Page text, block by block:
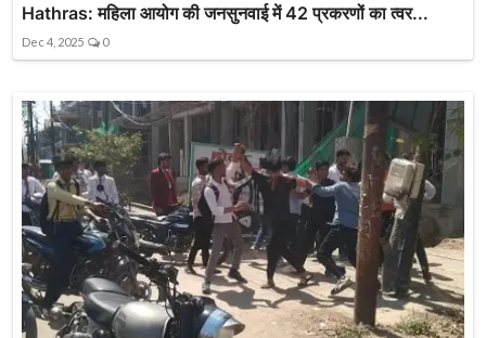
Hathras: महिला आयोग की जनसुनवाई में 42 प्रकरणों का त्वर...
Dec 4, 2025 0